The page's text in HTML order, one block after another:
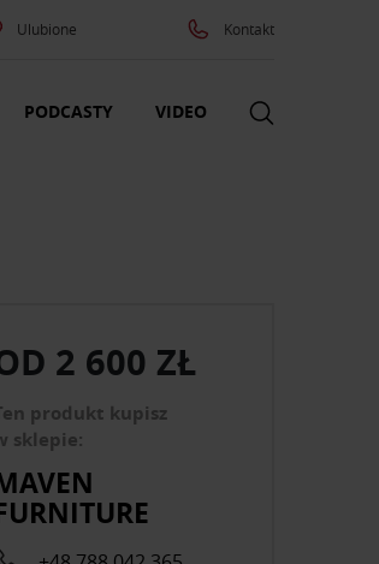
Ulubione Kontakt
PODCASTY VIDEO
2 600 ZŁ
produkt kupisz
sklepie: